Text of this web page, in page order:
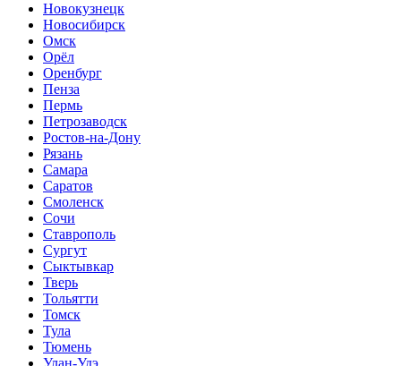
Новокузнецк
Новосибирск
Омск
Орёл
Оренбург
Пенза
Пермь
Петрозаводск
Ростов-на-Дону
Рязань
Самара
Саратов
Смоленск
Сочи
Ставрополь
Сургут
Сыктывкар
Тверь
Тольятти
Томск
Тула
Тюмень
Улан-Удэ